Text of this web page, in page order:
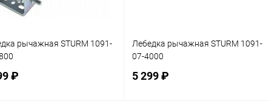
рычажная STURM 1091-
₽
Лебедка рычажная STURM 1091-
07-4000
5 299 ₽